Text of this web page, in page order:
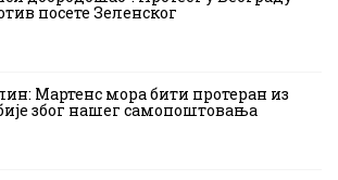
посете Зеленског
Мартенс мора бити протеран из
због нашег самопоштовања